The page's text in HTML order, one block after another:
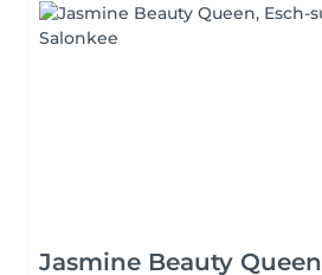
Jasmine Beauty Queen